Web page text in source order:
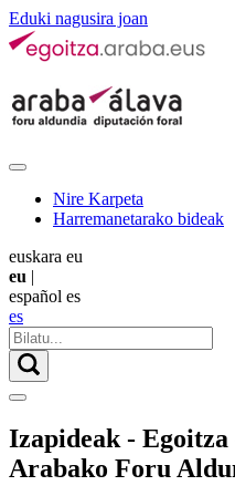
Eduki nagusira joan
Nire Karpeta
Harremanetarako bideak
euskara eu
eu |
español es
es
Izapideak -
Arabako Foru